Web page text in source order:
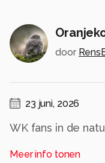
door
23 juni, 2026
WK fans in de
Alle rechten voorbehouden
Meer info tonen